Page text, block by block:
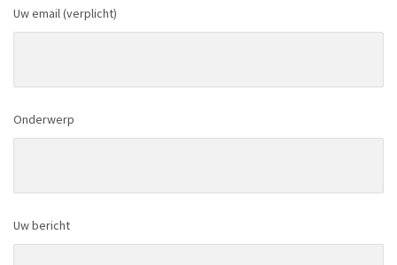
Uw email (verplicht)
Onderwerp
Uw bericht